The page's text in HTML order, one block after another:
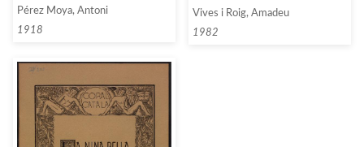
Pérez Moya, Antoni
1918
Vives i Roig, Amadeu
1982